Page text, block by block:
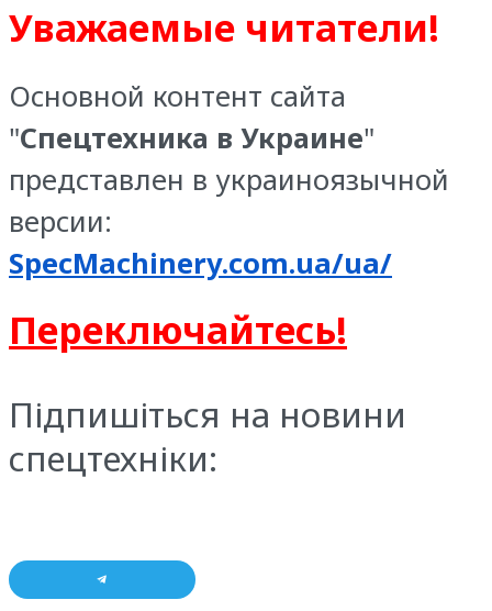
Уважаемые читатели!
Основной контент сайта
"Спецтехника в Украине"
представлен в украиноязычной
версии:
SpecMachinery.com.ua/ua/
Переключайтесь!
Підпишіться на новини
спецтехніки: